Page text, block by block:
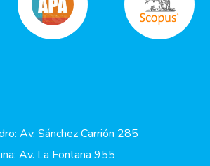
Av. Sánchez Carrión 285
Av. La Fontana 955